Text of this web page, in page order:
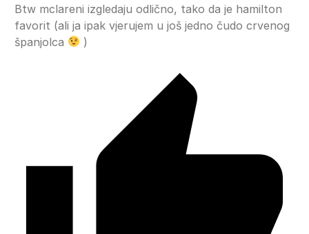
Btw mclareni izgledaju odlično, tako da je hamilton
favorit (ali ja ipak vjerujem u još jedno čudo crvenog
španjolca
)